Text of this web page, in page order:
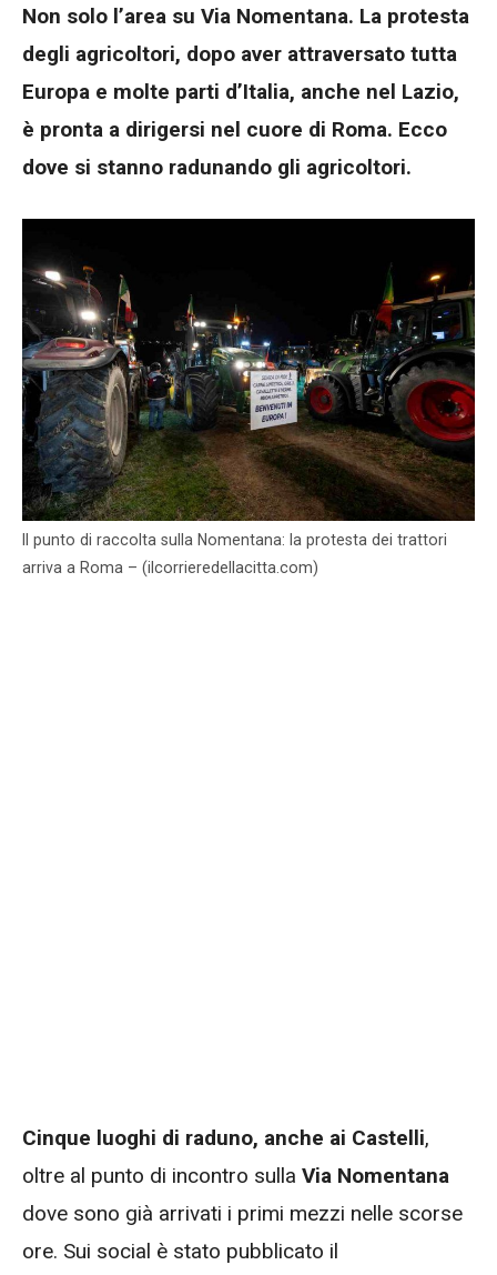
Non solo l’area su Via Nomentana. La protesta
degli agricoltori, dopo aver attraversato tutta
Europa e molte parti d’Italia, anche nel Lazio,
è pronta a dirigersi nel cuore di Roma. Ecco
dove si stanno radunando gli agricoltori.
Il punto di raccolta sulla Nomentana: la protesta dei trattori
arriva a Roma – (ilcorrieredellacitta.com)
Cinque luoghi di raduno, anche ai Castelli,
oltre al punto di incontro sulla Via Nomentana
dove sono già arrivati i primi mezzi nelle scorse
ore. Sui social è stato pubblicato il